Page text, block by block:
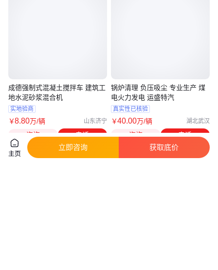
成德强制式混凝土搅拌车 建筑工
地水泥砂浆混合机
实地验商
￥8.80万/辆 山东济宁
咨询 电话
锅炉清理 负压吸尘 专业生产 煤
电火力发电 运盛特汽
真实性已核验
￥40.00万/辆 湖北武汉
咨询 电话
主页
立即咨询 获取底价